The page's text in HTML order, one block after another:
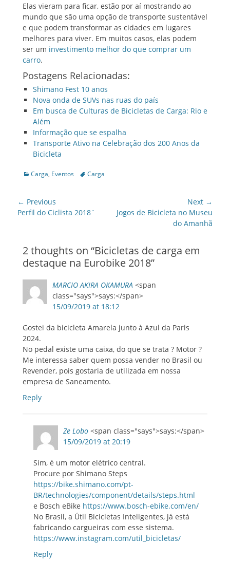
Elas vieram para ficar, estão por aí mostrando ao
mundo que são uma opção de transporte sustentável
e que podem transformar as cidades em lugares
melhores para viver. Em muitos casos, elas podem
ser um investimento melhor do que comprar um
carro.
Postagens Relacionadas:
Shimano Fest 10 anos
Nova onda de SUVs nas ruas do país
Em busca de Culturas de Bicicletas de Carga: Rio e
Além
Informação que se espalha
Transporte Ativo na Celebração dos 200 Anos da
Bicicleta
Categories
Carga, Eventos TagsCarga
Post
navigation
← Previous
Previous
Perfil do Ciclista 2018¨
Next →
Next
Jogos de Bicicleta no Museu
do Amanhã
2 thoughts on “Bicicletas de carga em
destaque na Eurobike 2018”
MARCIO AKIRA OKAMURA <span
class="says">says:</span>
15/09/2019 at 18:12
Gostei da bicicleta Amarela junto à Azul da Paris
2024.
No pedal existe uma caixa, do que se trata ? Motor ?
Me interessa saber quem possa vender no Brasil ou
Revender, pois gostaria de utilizada em nossa
empresa de Saneamento.
Reply
Ze Lobo <span class="says">says:</span>
15/09/2019 at 20:19
Sim, é um motor elétrico central.
Procure por Shimano Steps
https://bike.shimano.com/pt-
BR/technologies/component/details/steps.html
e Bosch eBike https://www.bosch-ebike.com/en/
No Brasil, a Útil Bicicletas Inteligentes, já está
fabricando cargueiras com esse sistema.
https://www.instagram.com/util_bicicletas/
Reply